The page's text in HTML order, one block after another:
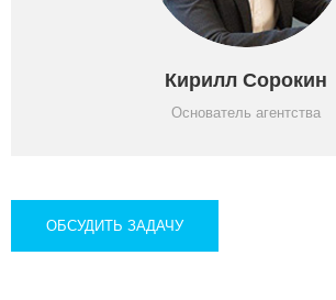
Кирилл Сорокин
Основатель агентства
ОБСУДИТЬ ЗАДАЧУ